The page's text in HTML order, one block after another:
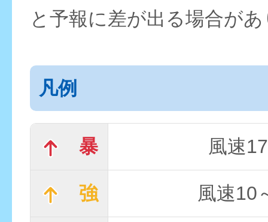
と予報に差が出る場合が
凡例
暴 風速
強 風速10